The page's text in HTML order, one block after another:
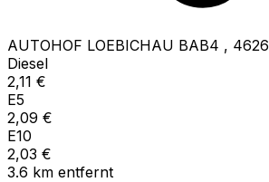
AUTOHOF LOEBICHAU BAB4 , 4626
Diesel
2,11 €
E5
2,09 €
E10
2,03 €
3.6 km entfernt